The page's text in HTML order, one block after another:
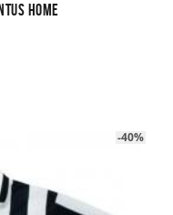
Home
-40%